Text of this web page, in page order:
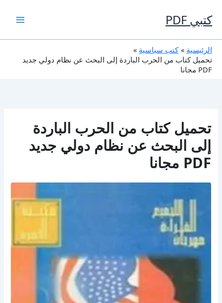
إلى
المحتوى
كتبي PDF
الرئيسية
كتب سياسية
تحميل كتاب من الحرب الباردة إلى البحث عن نظام دولي جديد
PDF مجانا
تحميل كتاب من الحرب الباردة
إلى البحث عن نظام دولي جديد
PDF مجانا